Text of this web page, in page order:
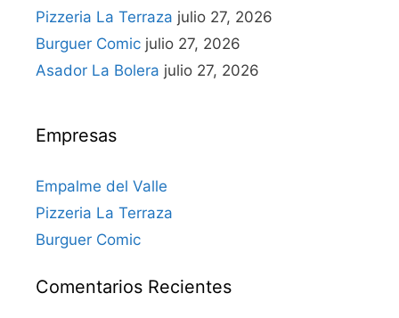
Pizzeria La Terraza julio 27, 2026
Burguer Comic julio 27, 2026
Asador La Bolera julio 27, 2026
Empresas
Empalme del Valle
Pizzeria La Terraza
Burguer Comic
Comentarios Recientes